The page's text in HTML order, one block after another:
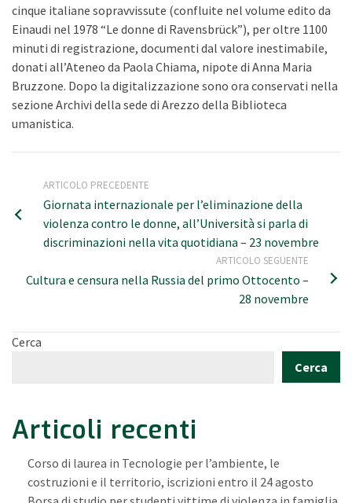
cinque italiane sopravvissute (confluite nel volume edito da
Einaudi nel 1978 “Le donne di Ravensbrück”), per oltre 1100
minuti di registrazione, documenti dal valore inestimabile,
donati all’Ateneo da Paola Chiama, nipote di Anna Maria
Bruzzone. Dopo la digitalizzazione sono ora conservati nella
sezione Archivi della sede di Arezzo della Biblioteca
umanistica.
ARTICOLO PRECEDENTE
Giornata internazionale per l’eliminazione della
violenza contro le donne, all’Università si parla di
discriminazioni nella vita quotidiana – 23 novembre
ARTICOLO SEGUENTE
Cultura e censura nella Russia del primo Ottocento –
28 novembre
Cerca
Cerca
Articoli recenti
Corso di laurea in Tecnologie per l’ambiente, le
costruzioni e il territorio, iscrizioni entro il 24 agosto